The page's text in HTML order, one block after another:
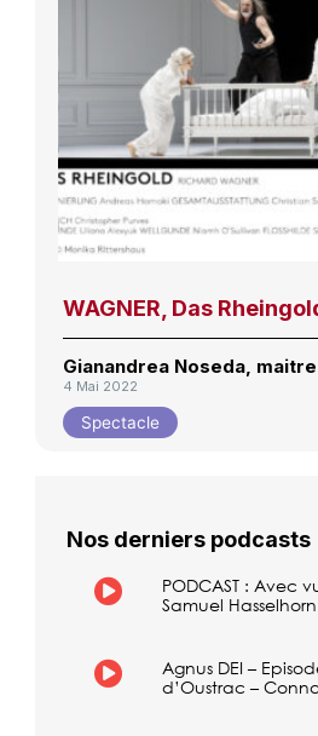
WAGNER, Das
Gianandrea Noseda, maitre
4 Mai 2022
Spectacle
Nos derniers podcasts
PODCAST : Avec
Samuel Hasselhorn
Agnus DEI –
d’Oustrac –